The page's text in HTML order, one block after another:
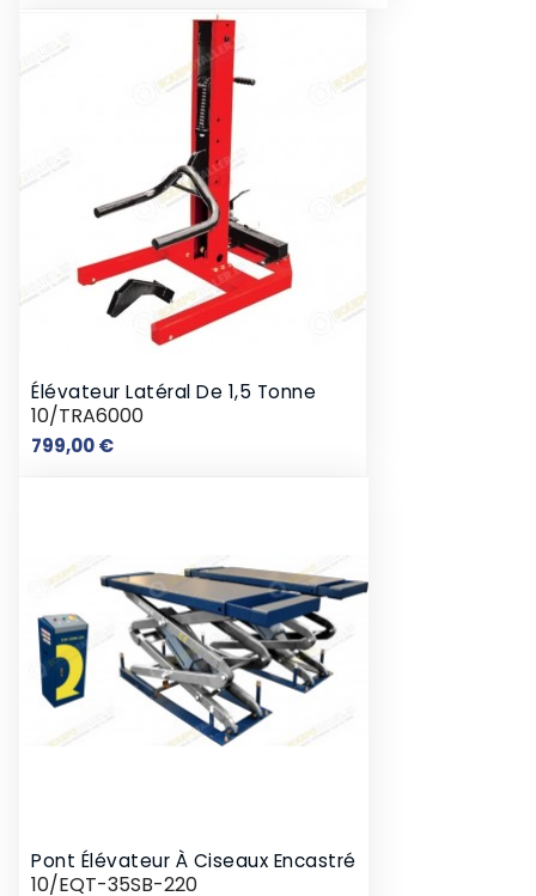
Élévateur Latéral De 1,5 Tonne
10/TRA6000
799,00 €Prix
Pont Élévateur À Ciseaux Encastré
10/EQT-35SB-220